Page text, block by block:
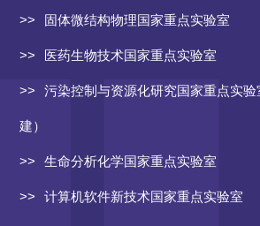
固体微结构物理国家重点实验室
医药生物技术国家重点实验室
污染控制与资源化研究国家重点实
建）
生命分析化学国家重点实验室
计算机软件新技术国家重点实验室